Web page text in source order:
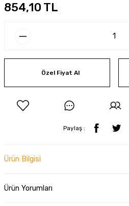
854,10 TL
Özel Fiyat Al
Paylaş :
Ürün Bilgisi
Ürün Yorumları